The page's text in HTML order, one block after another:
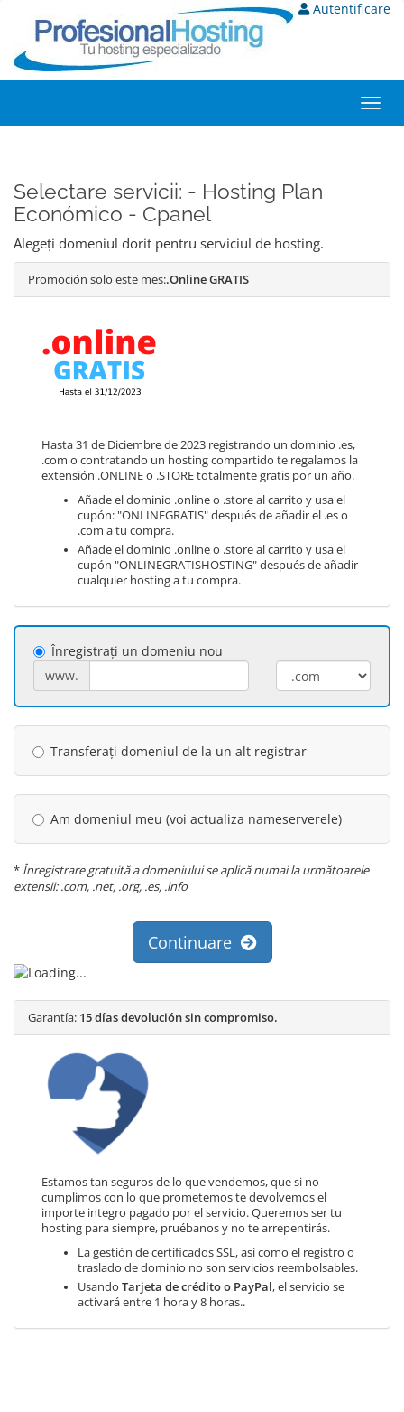
Autentificare
Selectare servicii: - Hosting Plan
Económico - Cpanel
Alegeți domeniul dorit pentru serviciul de hosting.
Promoción solo este mes:.Online GRATIS
Hasta 31 de Diciembre de 2023 registrando un dominio .es,
.com o contratando un hosting compartido te regalamos la
extensión .ONLINE o .STORE totalmente gratis por un año.
Añade el dominio .online o .store al carrito y usa el
cupón: "ONLINEGRATIS" después de añadir el .es o
.com a tu compra.
Añade el dominio .online o .store al carrito y usa el
cupón "ONLINEGRATISHOSTING" después de añadir
cualquier hosting a tu compra.
Înregistrați un domeniu nou
www.
Transferați domeniul de la un alt registrar
Am domeniul meu (voi actualiza nameserverele)
* Înregistrare gratuită a domeniului se aplică numai la următoarele
extensii: .com, .net, .org, .es, .info
Continuare
Garantía: 15 días devolución sin compromiso.
Estamos tan seguros de lo que vendemos, que si no
cumplimos con lo que prometemos te devolvemos el
importe integro pagado por el servicio. Queremos ser tu
hosting para siempre, pruébanos y no te arrepentirás.
La gestión de certificados SSL, así como el registro o
traslado de dominio no son servicios reembolsables.
Usando Tarjeta de crédito o PayPal, el servicio se
activará entre 1 hora y 8 horas..